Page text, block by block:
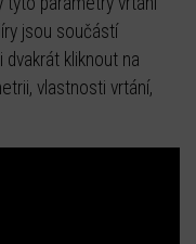
jsou součástí
kliknout na
vlastnosti vrtání,